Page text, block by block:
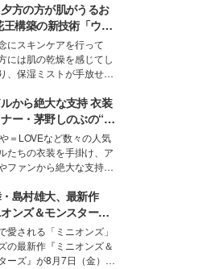
愛甲ひかりさんと橋下美
迎えて本音で女子会トー
のお出かけを快適に過ご
や、2人が感動した夏の
常識にも迫りました。
方の方が肌がうるお
王構築の新技術「ウォ
ャプチャリングスキ
肌）」がスキンケア
変える予感
にスキンケアを行って
には肌の乾燥を感じてし
、保湿ミストが手放せな
常識を大きく変える可能
た、革新的な「Water
Skin（ウォーターキャ
ングスキン：捕水肌）」
花王が構築した。
から絶大な支持 衣装
ー・茅野しのぶの“可
作る美学＜「シチズン
ー」インタビュー＞
＝LOVEなど数々の人気
たちの衣装を手掛け、ア
ファンから絶大な支持を
クリエイティブディレク
野しのぶ。一人ひとりの
り添い、魅力を引き出す
は、多くの女性たちに勇
を与え続けている。
島村雄大、最新作
オンズ＆モンスター
力熱弁 ハチャメチャ
ない“友情と絆”に感
愛される「ミニオンズ」
の最新作『ミニオンズ＆
ーズ』が8月7日（金）に